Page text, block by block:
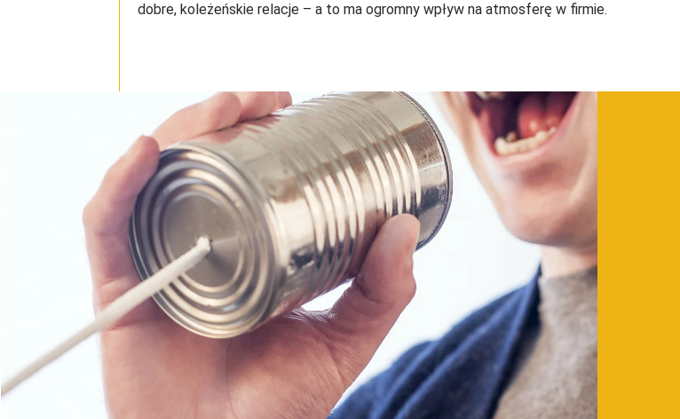
dobre, koleżeńskie relacje – a to ma ogromny wpływ na atmosferę w firmie.